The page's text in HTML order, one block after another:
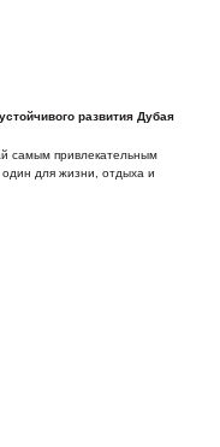
развития Дубая
самым привлекательным
для жизни, отдыха и